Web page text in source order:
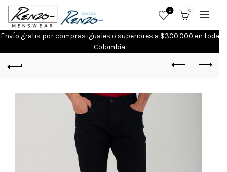
0 0
Envío gratis por compras iguales o superiores a $300.000 en toda
Colombia.